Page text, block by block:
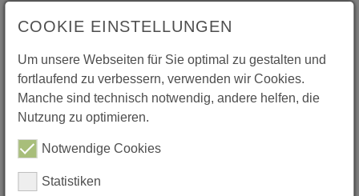
NWT
Spanisch
Soziales Engagement >
STUPS (für Kl. 5)
Mitmachen Ehrensache (Kl. 7)
Sozialpraktikum (Kl. 9)
FSG SozialZertifikat (Abitur)
Weltethos-Schule
Schul.Cloud - Knigge (Nutzungsregeln für den
COOKIE EINSTELLUNGEN
Um unsere Webseiten für Sie optimal zu gestalten und
fortlaufend zu verbessern, verwenden wir Cookies.
Manche sind technisch notwendig, andere helfen, die
Nutzung zu optimieren.
Notwendige Cookies
Statistiken